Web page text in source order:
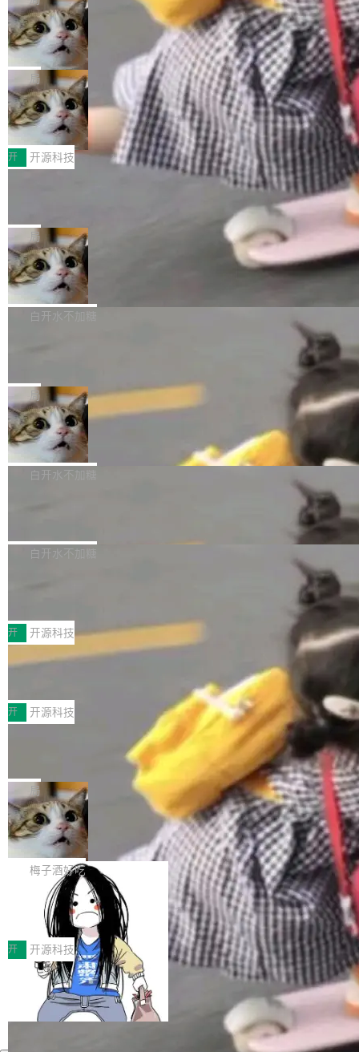
现实 过去两年，CIO们的焦虑清单上多了两项：
一是如何让大模型和智能体应用安全地从PoC走
向生产，二是如何让测试团队跟得上AI应用...
设置，如果用布尔值 + 可空字段来表示——bool
ean 表示是否可切换，nullable 的默认模式、浅
色方案、深色方案——会产生大量无意义的组
合。方案缺了、配置冲突了、全 null 了。要知道
哪些组合有效，作者说，你得靠"文档、校验、或
者部落知识"。 换个写法。Rust 的 enum，两个
变体：Switchable...
个"AI 知识库 + 聊天机器人"——每个大厂都在
做，没什么新鲜的。 但 Kenton Varda 在 Twitte
r 上把事情说清楚了： 今天我们发布了 Cloudfla
re OS，一个带连接器的聊天机器人，跟其他所
有科技公司做的一样。只不过，实际上它不一
样。这是 Sandstorm.io 的重制版，我十年前的
那个创业公司。不同的是，这次它构建在 Cloudf
lare Workers 上——我花了九年时间搭建的平台
——并且深度集成了 AI。这基本上是我十年秘密
Deno 团队开源 Celld，可自托管的分
布式 Durable Objects
Ryan Dahl 领导的 Deno 团队推出了最新开源项
目 Celld，一个能在自己机器上运行 Cloudflare
Workers 和 Durable Objects 的守护进程。 设
计思路很直接：每个对象是一个独立的 SQLite
数据库，按名称寻址，复制到你自己的 S3 兼容
存储库里。节点之间只通过这个存储库协调——
没有控制平面，没有共识协议。每个对象自带一
个小型数据库，应用天然按分片构建，单个数据
库的竞争和爆炸半径问题在设计层面就被消除
了。 闲置的 cell 会休眠到几乎不占资源。当 cel
l 迁移或唤醒时，新宿主从 S3 恢复 SQLite 数据
库继续执行。存储库是持久化的唯一真相...
局
鲁大师7月新机性能/流畅/AI榜：vivo夺
性能、流畅双第一，三星Galaxy Z系列
新折叠缺席
2026年7月的手机市场，由于存储等硬件成本暴
增，手机厂商的日子也不好过啊，新机速度明显
放缓，因此硝烟味淡了许多。新机参数规格除开
高价的三星折叠（三星Galaxy Z Fold8 Ultra / Z
Fold8 / Z Flip8）外，其余要么是中低端机器，
例如iQOO Z11i、REDMI Note 17、REDMI No
te 17 Pro、OPPO K15，要么是vivo X300 E这
样的次旗舰。 Galaxy Z Fold8 Ultra / Z Fold8 /
Z Flip8三款折叠屏新机均在7月22日发布，且全
部搭载骁龙8 Elite Gen5 for Galaxy，它们本该
开 开源科技
Zed 编辑器团队发布了新项目——DeltaDB，一
个在 git commit 之间记录每一次编辑操作的版
本控制系统。目前处于 Early Access 阶段。 De
ltaDB 的核心思路直接写在 landing page 最显
眼的位置：「Software is made between com
mits」——软件是在 commit 之间写出来的。git
是把这段空隙补上。 回退到任何一次编辑：Delt
aDB 捕获 commit 之间的每一次操作，...
局
SpaceXAI 单季资本开支达 183 亿美元
根据风险投资人Tomer Tunguz 博客（VC 分
析）披露的最新分析与第二季度业绩报告，Spac
微软同期总资本开支的四成。 与亚马逊、Alpha
bet、微软以及 Meta 等传统科技巨头相比，Spa
ceXAI的资金消耗速度尤为引人瞩目。然而，支
撑庞大支出的资金来源却呈现出截然不同的面
貌。数据显示，微软和 Meta 主要依托充沛的经
白开水不加糖
一个在终端里运行的编程 agent；Muse Spark
1.2，驱动这个 agent 的新模型。一句话概括：
你可以用 curl -fsSL https://dev.meta.ai/install.
sh | bash 安装一个能在大项目里自动规划、写
代码、验证结果的 AI 终端工具。 据介绍，Muse
个主 agent 循环，外加一组后台 agent。这些后
局
美团开源 LoHoSearch，用知识图谱校
准 AI 能力认知
机器出题的前提，是让机器拥有全局视野。整个
构建流程可以分为四个环节：建图 → 控制难度
白开水不加糖
库，并将作为transport接入Mooncake TENT。
MPComm将作为一种传输引擎接入Mooncake T
ENT，实现零拷贝传输性能提升30%、非零拷贝
传输性能最高提升5倍。UCL-MPComm底层基
于自研UCL-Engine通信引擎，后续腾讯网平将
持续开源更多基于UCL-Engine的高性能通信组
件。 腾讯网平团队在UCL-MPComm中实现了一
个独立于业务线程的全局通信引擎（Engine），
白开水不加糖
型案例入选名单》，深信服“面向企业研发场景的
开源 AI 编程平台 CoStrict 应用”凭借卓越的技术
创新与落地成效成功入选。 全链路私有化部署，
助力企业AI研发安全落地 当前，越来越多企业已
经开始引入 AI Coding 工具，通过调用公有云模
型或企业内部部署模型提升研发效率。但随着 AI
Coding 从个人辅助工具逐步走向团队级、组织
级应用，企业在规模化落地过程中，对安全性、
可控性和代码质量提出了更高要求。 首先是数据
安全与合规要求。对于大多数普通研发场景，公
有云模型能够满足快速试用和效率提升的需求。
但对于金融、能源、医疗等对数据安全要求较...
开 开源科技
深信服AI算力网关入选工信部人工智能
前不久，工业和信息化部正式发布《2025年人工
智能应用典型案例名单》，集中展示人工智能在
各领域的应用成果，覆盖技术底座、行业赋能、
产品应用、支撑保障、专题等五大方向。深信服
AI算力网关（AI创新平台）成功入选！ 随着各行
各业的Agent走向规模化建设，算力构成形态逐
渐丰富，用户关注的重点也在发生变化：不只是
让AI用起来，还要进一步看清混合算力时代下，
Token花在哪里、算力是否被充分利用，以及持
续增长的AI成本该如何优化。 深信服AI算力网关
正是围绕这些实际问题，从Token治理和成本治
理两个方面，让用户的每一份算力都看得清、管
得住、用得稳、省得下、更安全！ 一、从现在开
始，Token使用一目...
开 开源科技
Jeff Dean 离开 Google：一个时代的结
束，一个实验室的开始
Google 员工编号 20。MapReduce 作者之一。
Bigtable 作者之一。TensorFlow 的作者之一。
Gemini 的架构师。Google 首席科学家。 Jeff D
ean 在 Google 工作了 27 年后，宣布离职。 他
不是一个人走。一同离开的还有 Sanjay Ghema
wat（Google 员工编号 23，Jeff Dean 二十多
年的编程搭档，MapReduce 和 Bigtable 的共同
作者）、Quoc Le（Google 大脑核心成员，Se
q2Seq 和 DocAI 的共同发明人）以及 Oriol Vin
yals（Gemini 联合负责人，AlphaSta...
局
🔥 SolonCode v2026.8.4 发布：界面
字体可调、22 种语言、记忆搜索增强
打开终端就能上岗的全中文编码智能体，这一轮
把「看得清、用母语、记得住」三件事一次补
齐。 SolonCode 是什么 SolonCode 是杭州无
耳科技研发的企业级终端编码智能体——一位全
中文驱动的数字员工，自主理解需求、规划步
骤、编写代码。不挑模型、不挑平台，curl 一行
装完即用。 开源地址：Gitee · GitCode · GitHu
b 安装 支持 Java 8+（8~26）、macOS / Linu
x / Windows / Harmony PC。 # macOS / Linu
x / Harmony PC curl -fsSL https://solon.noea
梅子酒好吃
让“代码语义理解”深度释放AI Coding
价值潜能：华为云码道（CodeArts）
代码仓技术解析
一、代码仓深度理解技术的作用与价值 在软件工
程实践中，代码仓是企业核心知识资产的主要载
体。企业级代码仓库通常包含数十万乃至数百万
个文件，其规模远超单次模型调用可承载的上下
文窗口。随着项目规模的持续扩张与代码历史的
不断累积，代码仓中的模块关系、接口契约、业
务逻辑等关键信息往往分散于数十乃至数百个文
开 开源科技